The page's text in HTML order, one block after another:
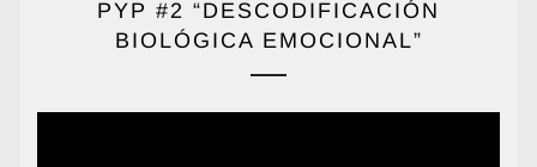
PYP #2 “DESCODIFICACIÓN
BIOLÓGICA EMOCIONAL”